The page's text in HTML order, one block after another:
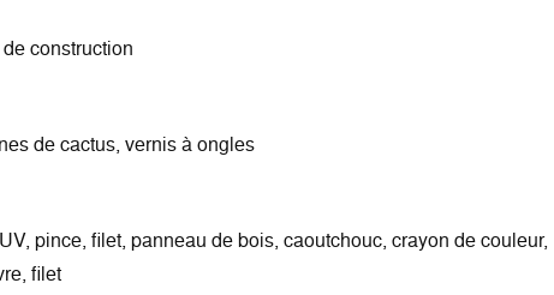
construction
de cactus, vernis à ongles
pince, filet, panneau de bois, caoutchouc, crayon de couleur,
filet